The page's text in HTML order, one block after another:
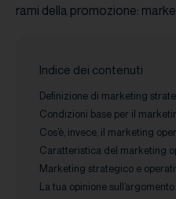
rami della promozione:
Indice dei contenuti
Definizione di marketing
Condizioni base per il
Cos’è, invece, il marketing
Caratteristica del marketing
Marketing strategico e
La tua opinione sull’argomento